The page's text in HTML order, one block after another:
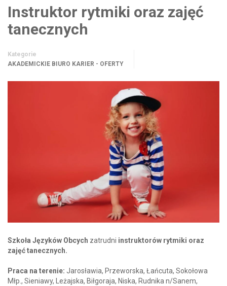
Instruktor rytmiki oraz zajęć
tanecznych
Kategorie
AKADEMICKIE BIURO KARIER - OFERTY
Szkoła Języków Obcych zatrudni instruktorów rytmiki oraz
zajęć tanecznych.
Praca na terenie: Jarosławia, Przeworska, Łańcuta, Sokołowa
Młp., Sieniawy, Leżajska, Biłgoraja, Niska, Rudnika n/Sanem,